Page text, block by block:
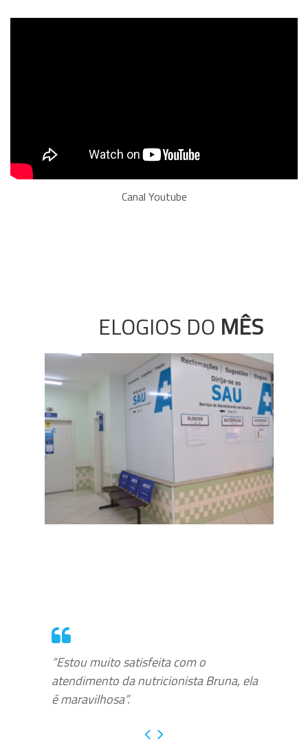
Canal Youtube
ELOGIOS DO MÊS
“Estou muito satisfeita com o
atendimento da nutricionista Bruna, ela
é maravilhosa”.